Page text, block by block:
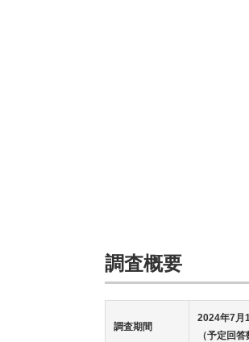
調査概要
調査期間
2024年7月
（予定回